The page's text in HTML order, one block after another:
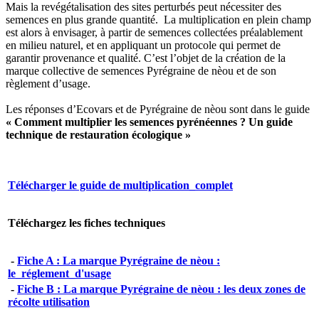
Mais la revégétalisation des sites perturbés peut nécessiter des
semences en plus grande quantité. La multiplication en plein champ
est alors à envisager, à partir de semences collectées préalablement
en milieu naturel, et en appliquant un protocole qui permet de
garantir provenance et qualité. C’est l’objet de la création de la
marque collective de semences Pyrégraine de nèou et de son
règlement d’usage.
Les réponses d’Ecovars et de Pyrégraine de nèou sont dans le guide
« Comment multiplier les semences pyrénéennes ? Un guide
technique de restauration écologique »
Télécharger le guide de multiplication_complet
Téléchargez les fiches techniques
- Fiche A : La marque Pyrégraine de nèou :
le_réglement_d'usage
- Fiche B : La marque Pyrégraine de nèou : les deux zones de
récolte utilisation